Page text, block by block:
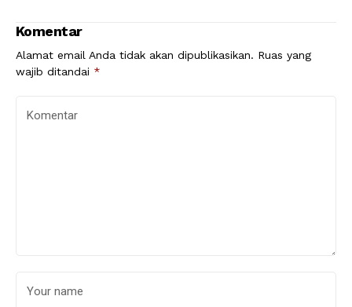
Komentar
Alamat email Anda tidak akan dipublikasikan. Ruas yang
wajib ditandai *